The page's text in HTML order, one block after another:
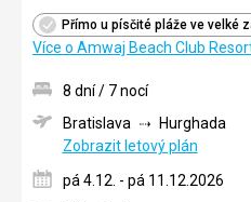
Přímo u písčité pláže ve velké
Více o Amwaj Beach Club
8 dní / 7 nocí
Bratislava
Hurghada
Zobrazit letový plán
pá 4.12. - pá 11.12.2026